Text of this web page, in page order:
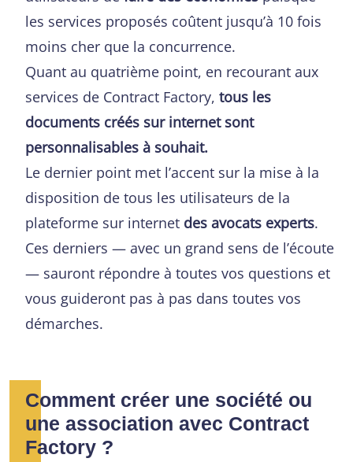
les services proposés coûtent jusqu’à 10 fois
moins cher que la concurrence.
Quant au quatrième point, en recourant aux
services de Contract Factory, tous les
documents créés sur internet sont
personnalisables à souhait.
Le dernier point met l’accent sur la mise à la
disposition de tous les utilisateurs de la
plateforme sur internet des avocats experts.
Ces derniers — avec un grand sens de l’écoute
— sauront répondre à toutes vos questions et
vous guideront pas à pas dans toutes vos
démarches.
Comment créer une société ou
une association avec Contract
Factory ?